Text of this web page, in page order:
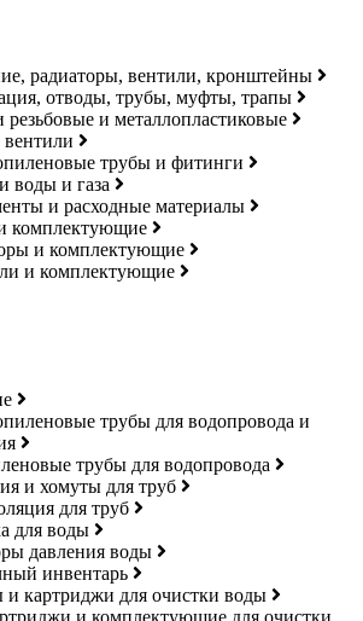
радиаторы, вентили, кронштейны
отводы, трубы, муфты, трапы
и металлопластиковые
трубы и фитинги
воды и газа
и расходные материалы
комплектующие
и комплектующие
и комплектующие
трубы для водопровода и
трубы для водопровода
и хомуты для труб
для труб
для воды
давления воды
инвентарь
картриджи для очистки воды
и комплектующие для очистки